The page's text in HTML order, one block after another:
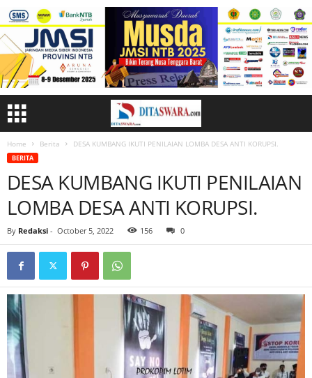
Home Berita DESA KUMBANG IKUTI PENILAIAN LOMBA DESA ANTI KORUPSI.
BERITA
DESA KUMBANG IKUTI PENILAIAN
LOMBA DESA ANTI KORUPSI.
By Redaksi - October 5, 2022 156 0